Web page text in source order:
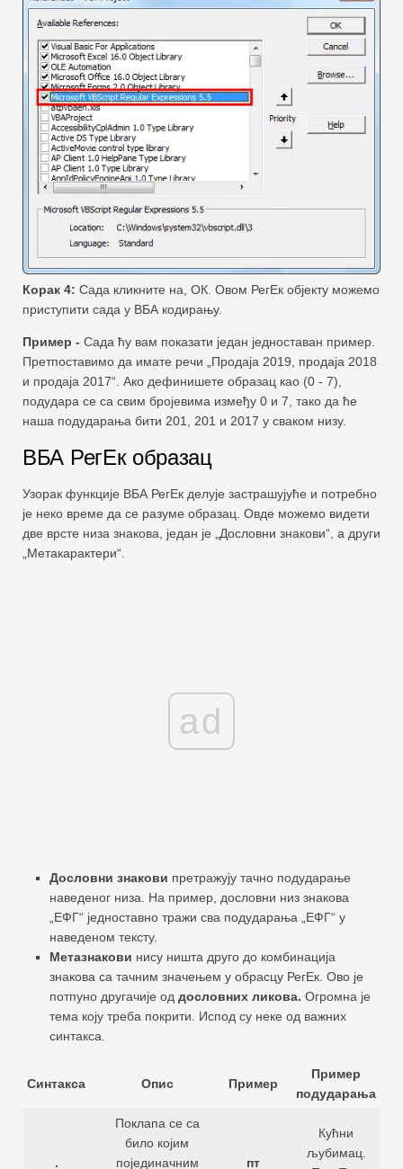
Корак 4: Сада кликните на, ОК. Овом РегЕк објекту можемо
приступити сада у ВБА кодирању.
Пример - Сада ћу вам показати један једноставан пример.
Претпоставимо да имате речи „Продаја 2019, продаја 2018
и продаја 2017“. Ако дефинишете образац као (0 - 7),
подудара се са свим бројевима између 0 и 7, тако да ће
наша подударања бити 201, 201 и 2017 у сваком низу.
ВБА РегЕк образац
Узорак функције ВБА РегЕк делује застрашујуће и потребно
је неко време да се разуме образац. Овде можемо видети
две врсте низа знакова, један је „Дословни знакови“, а други
„Метакарактери“.
ad
Дословни знакови претражују тачно подударање
наведеног низа. На пример, дословни низ знакова
„ЕФГ“ једноставно тражи сва подударања „ЕФГ“ у
наведеном тексту.
Метазнакови нису ништа друго до комбинација
знакова са тачним значењем у обрасцу РегЕк. Ово је
потпуно другачије од дословних ликова. Огромна је
тема коју треба покрити. Испод су неке од важних
синтакса.
Синтакса Опис Пример
Пример
подударања
.
Поклапа се са
било којим
појединачним
пт
Кућни
љубимац.